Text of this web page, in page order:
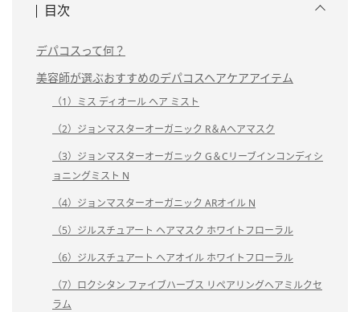
目次
デパコスって何？
美容師が選ぶおすすめのデパコスヘアケアアイテム
（1）ミス ディオール ヘア ミスト
（2）ジョンマスターオーガニック R＆Aヘアマスク
（3）ジョンマスターオーガニック G＆Cリーブインコンディシ
ョニングミスト N
（4）ジョンマスターオーガニック ARオイル N
（5）ジルスチュアート ヘアマスク ホワイトフローラル
（6）ジルスチュアート ヘアオイル ホワイトフローラル
（7）ロクシタン ファイブハーブス リペアリングヘアミルクセ
ラム